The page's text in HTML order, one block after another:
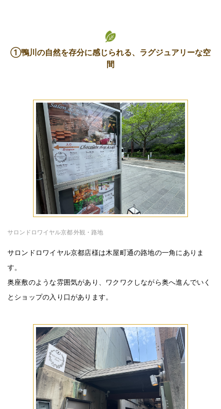
①鴨川の自然を存分に感じられる、ラグジュアリーな空
間
サロンドロワイヤル京都 外観・路地
サロンドロワイヤル京都店様は木屋町通の路地の一角にありま
す。
奥座敷のような雰囲気があり、ワクワクしながら奥へ進んでいく
とショップの入り口があります。